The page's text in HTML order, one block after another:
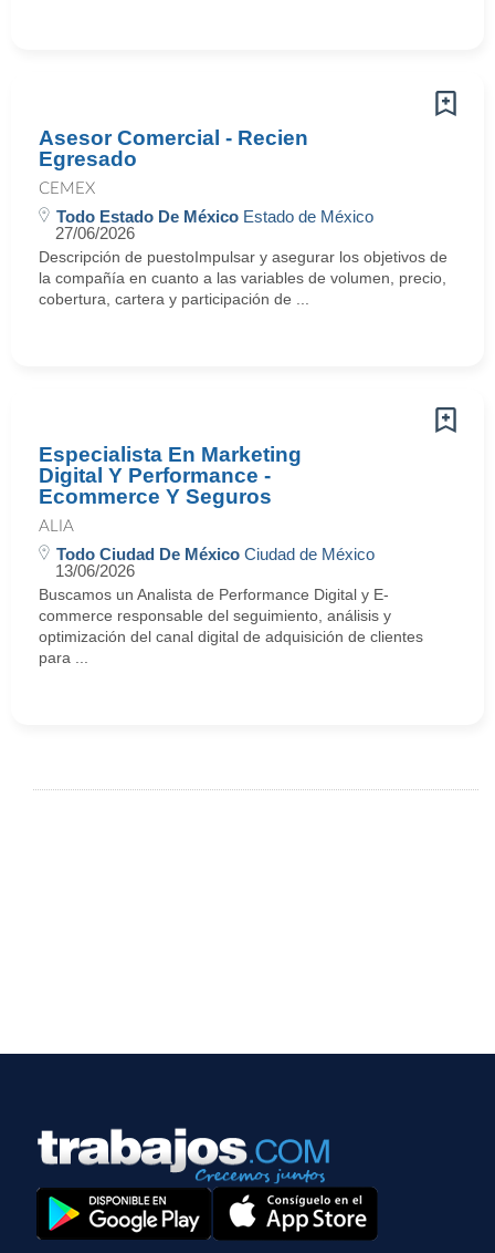
Asesor Comercial - Recien
Egresado
CEMEX
Todo Estado De México Estado de México
27/06/2026
Descripción de puestoImpulsar y asegurar los objetivos de
la compañía en cuanto a las variables de volumen, precio,
cobertura, cartera y participación de ...
Especialista En Marketing
Digital Y Performance -
Ecommerce Y Seguros
ALIA
Todo Ciudad De México Ciudad de México
13/06/2026
Buscamos un Analista de Performance Digital y E-
commerce responsable del seguimiento, análisis y
optimización del canal digital de adquisición de clientes
para ...